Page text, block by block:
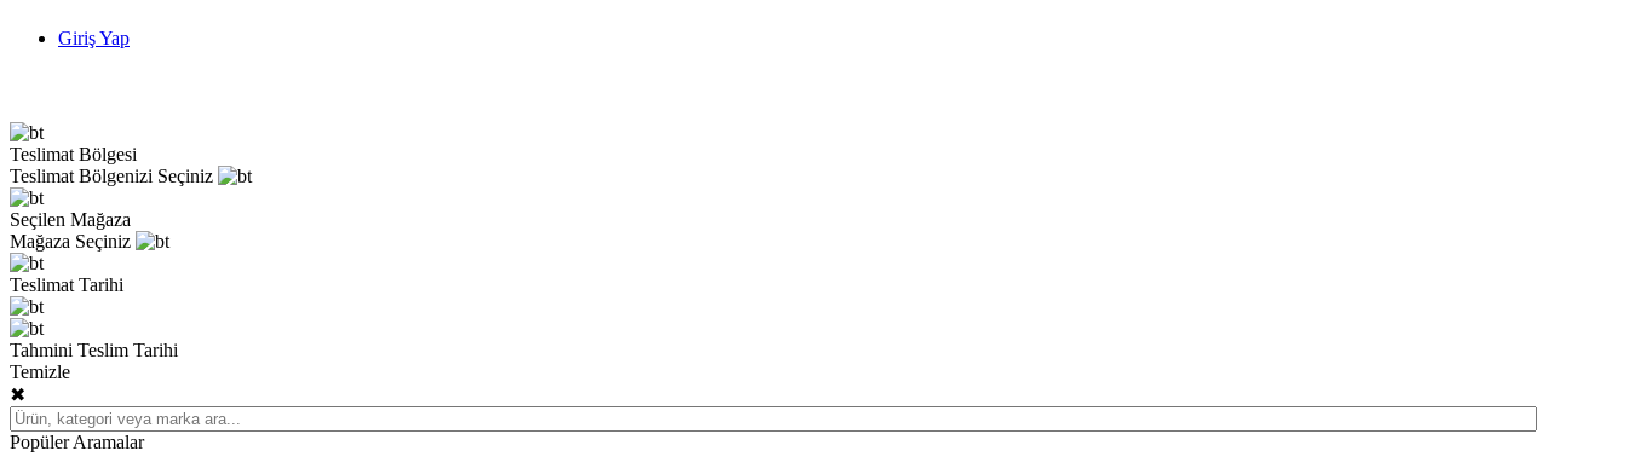
Giriş Yap
Teslimat Bölgesi
Teslimat Bölgenizi Seçiniz
Seçilen Mağaza
Mağaza Seçiniz
Teslimat Tarihi
Tahmini Teslim Tarihi
Temizle
✖
Popüler Aramalar